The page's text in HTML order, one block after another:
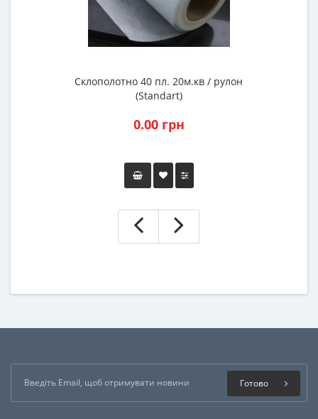
Склополотно 40 пл. 20м.кв / рулон
(Standart)
0.00 грн
Готово